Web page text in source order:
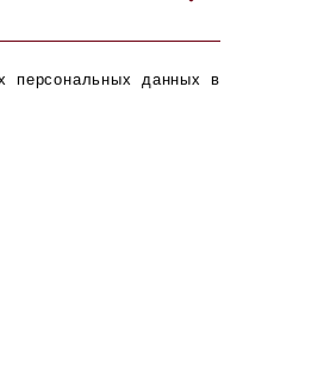
персональных данных в